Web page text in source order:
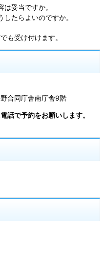
妥当ですか。
たらよいのですか。
も受け付けます。
合同庁舎南庁舎9階
話で予約をお願いします。